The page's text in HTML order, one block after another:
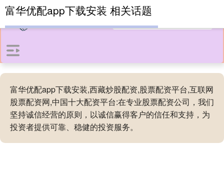
富华优配app下载安装,西藏炒股配资,股票配资平台,互联网
股票配资网,中国十大配资平台:在专业股票配资公司，我们
坚持诚信经营的原则，以诚信赢得客户的信任和支持，为
投资者提供可靠、稳健的投资服务。
富华优配app下载安装 相关话题